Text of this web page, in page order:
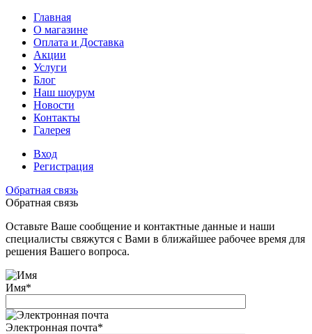
Главная
О магазине
Оплата и Доставка
Акции
Услуги
Блог
Наш шоурум
Новости
Контакты
Галерея
Вход
Регистрация
Обратная связь
Обратная связь
Оставьте Ваше сообщение и контактные данные и наши
специалисты свяжутся с Вами в ближайшее рабочее время для
решения Вашего вопроса.
Имя*
Электронная почта*